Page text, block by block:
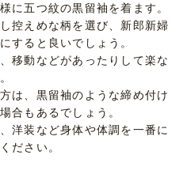
に五つ紋の黒留袖を着ます。
控えめな柄を選び、新郎新婦
すると良いでしょう。
移動などがあったりして楽な
は、黒留袖のような締め付け
合もあるでしょう。
洋装など身体や体調を一番に
ださい。